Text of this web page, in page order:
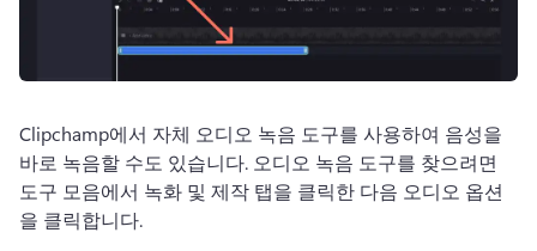
Clipchamp에서 자체 오디오 녹음 도구를 사용하여 음성을
바로 녹음할 수도 있습니다. 오디오 녹음 도구를 찾으려면
도구 모음에서 녹화 및 제작 탭을 클릭한 다음 오디오 옵션
을 클릭합니다.